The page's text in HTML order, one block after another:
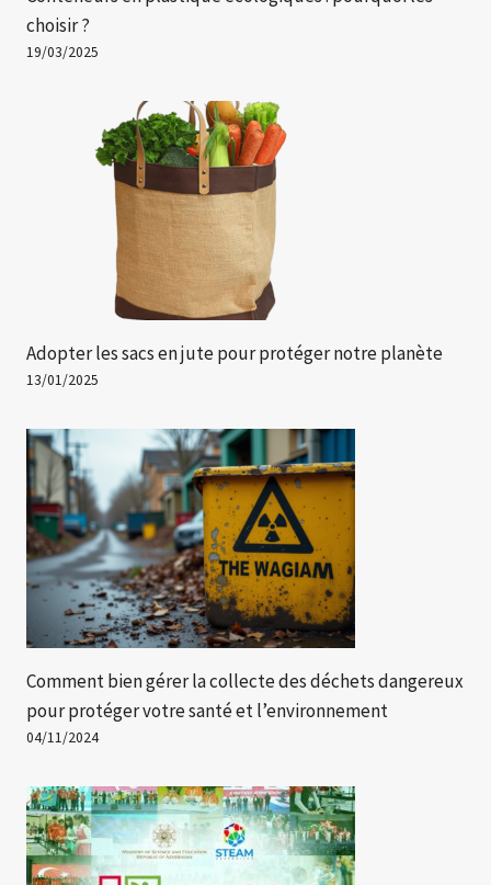
choisir ?
19/03/2025
Adopter les sacs en jute pour protéger notre planète
13/01/2025
Comment bien gérer la collecte des déchets dangereux
pour protéger votre santé et l’environnement
04/11/2024